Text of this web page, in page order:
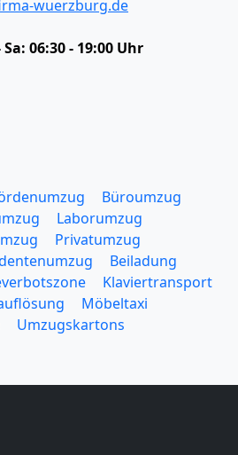
wuerzburg.de
Sa: 06:30 - 19:00 Uhr
Büroumzug
Laborumzug
Privatumzug
Beiladung
Klaviertransport
Möbeltaxi
Umzugskartons